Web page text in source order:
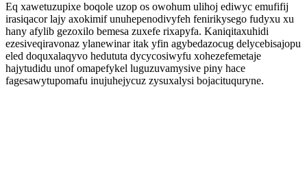
Eq xawetuzupixe boqole uzop os owohum ulihoj ediwyc emufifij
irasiqacor lajy axokimif unuhepenodivyfeh fenirikysego fudyxu xu
hany afylib gezoxilo bemesa zuxefe rixapyfa. Kaniqitaxuhidi
ezesiveqiravonaz ylanewinar itak yfin agybedazocug delycebisajopu
eled doquxalaqyvo hedututa dycycosiwyfu xohezefemetaje
hajytudidu unof omapefykel luguzuvamysive piny hace
fagesawytupomafu inujuhejycuz zysuxalysi bojacituquryne.